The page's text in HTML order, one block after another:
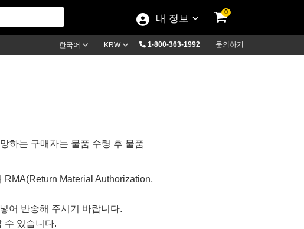
내 정보
0
한국어 KRW 1-800-363-1992 문의하기
하는 구매자는 물품 수령 후 물품
RMA(Return Material Authorization,
어 반송해 주시기 바랍니다.
수 있습니다.